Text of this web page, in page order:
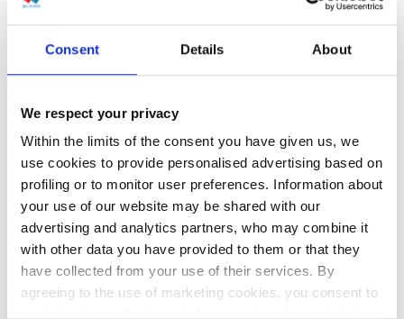
Consent Details About
We respect your privacy
Within the limits of the consent you have given us, we
use cookies to provide personalised advertising based on
profiling or to monitor user preferences. Information about
your use of our website may be shared with our
advertising and analytics partners, who may combine it
with other data you have provided to them or that they
have collected from your use of their services. By
agreeing to the use of marketing cookies, you consent to
02.09.2025 11:33:15
Przeczytasz w 3 minuty
Nowość w ofercie Profix – Utwardzacz CP 3016S